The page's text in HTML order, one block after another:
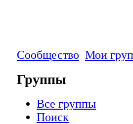
Сообщество Мои
Группы
Все группы
Поиск